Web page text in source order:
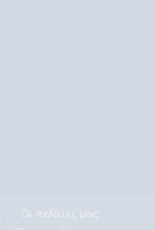
Οι πελάτες μας